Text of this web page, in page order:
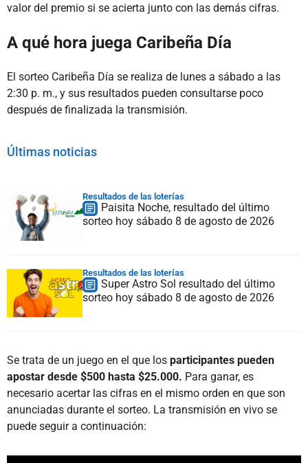
valor del premio si se acierta junto con las demás cifras.
A qué hora juega Caribeña Día
El sorteo Caribeña Día se realiza de lunes a sábado a las
2:30 p. m., y sus resultados pueden consultarse poco
después de finalizada la transmisión.
Últimas noticias
Resultados de las loterías
Paisita Noche, resultado del último
sorteo hoy sábado 8 de agosto de 2026
Resultados de las loterías
Super Astro Sol resultado del último
sorteo hoy sábado 8 de agosto de 2026
Se trata de un juego en el que los participantes pueden
apostar desde $500 hasta $25.000. Para ganar, es
necesario acertar las cifras en el mismo orden en que son
anunciadas durante el sorteo. La transmisión en vivo se
puede seguir a continuación: